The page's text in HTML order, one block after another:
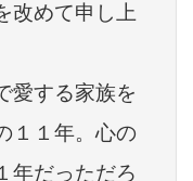
改めて申し上
愛する家族を
１１年。心の
年だっただろ